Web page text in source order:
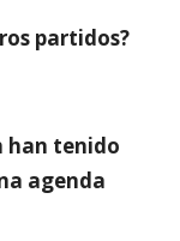
partidos?
han tenido
agenda